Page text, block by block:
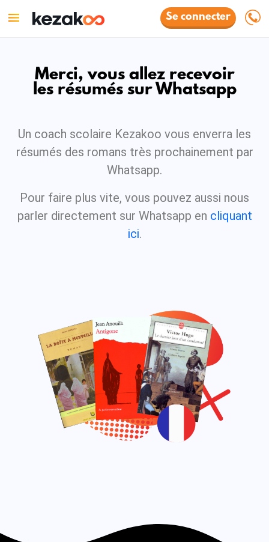
Se connecter
Merci, vous allez recevoir
les résumés sur Whatsapp
Un coach scolaire Kezakoo vous enverra les
résumés des romans très prochainement par
Whatsapp.
Pour faire plus vite, vous pouvez aussi nous
parler directement sur Whatsapp en cliquant
ici.